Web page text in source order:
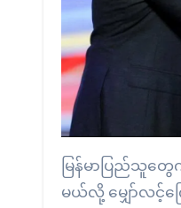
မြန်မာပြည်သူတွ
မယ်လို့ မျှော်လင့်က